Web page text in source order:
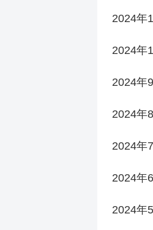
2024年
2024年
2024年
2024年
2024年
2024年
2024年